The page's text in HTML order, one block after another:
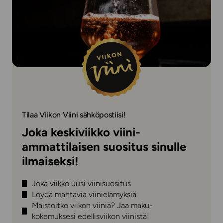
Tilaa Viikon Viini sähköpostiisi!
Joka keskiviikko viini-
ammattilaisen suositus sinulle
ilmaiseksi!
Joka viikko uusi viinisuositus
Löydä mahtavia viinielämyksiä
Maistoitko viikon viiniä? Jaa maku-
kokemuksesi edellisviikon viinistä!